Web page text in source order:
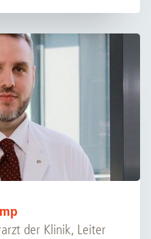
der Klinik, Leiter